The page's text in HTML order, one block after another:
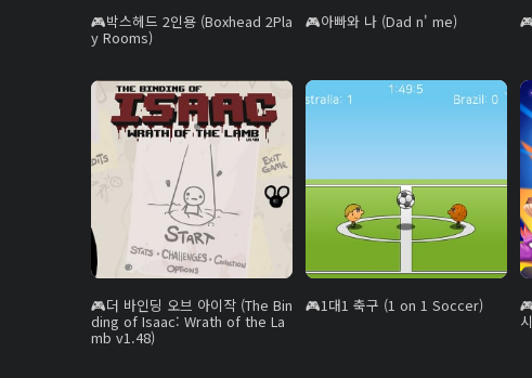
박스헤드 2인용 (Boxhead 2Pla
y Rooms)
아빠와 나 (Dad n' me)
더 바인딩 오브 아이작 (The Bin
ding of Isaac: Wrath of the La
mb v1.48)
1대1 축구 (1 on 1 Soccer)
시